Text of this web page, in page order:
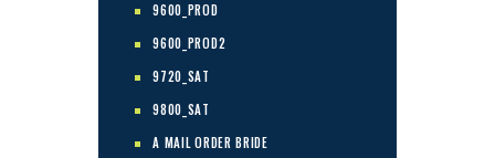
9600_PROD
9600_PROD2
9720_SAT
9800_SAT
A MAIL ORDER BRIDE